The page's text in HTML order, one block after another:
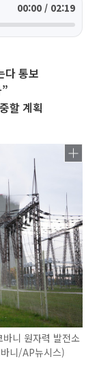
00:00 / 02:19
다 통보
할 계획
니 원자력 발전소
니/AP뉴시스)